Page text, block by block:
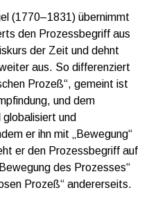
(1770–1831) übernimmt
den Prozessbegriff aus
der Zeit und dehnt
aus. So differenziert
Prozeß“, gemeint ist
und dem
und
er ihn mit „Bewegung“
er den Prozessbegriff auf
des Prozesses“
Prozeß“ andererseits.